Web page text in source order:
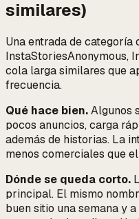
similares)
Una entrada de categoría
InstaStoriesAnonymous,
cola larga similares que
frecuencia.
Qué hace bien.Algunos
pocos anuncios, carga
además de historias. La
menos comerciales que
Dónde se queda corto.
principal. El mismo
buen sitio una semana y